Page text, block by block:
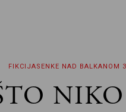
FIKCIJASENKE NAD BALKANOM 3